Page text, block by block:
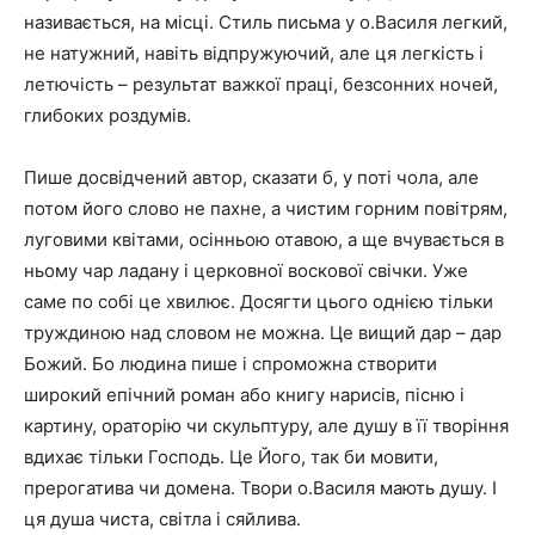
називається, на місці. Стиль письма у о.Василя легкий,
не натужний, навіть відпружуючий, але ця легкість і
летючість – результат важкої праці, безсонних ночей,
глибоких роздумів.
Пише досвідчений автор, сказати б, у поті чола, але
потом його слово не пахне, а чистим горним повітрям,
луговими квітами, осінньою отавою, а ще вчувається в
ньому чар ладану і церковної воскової свічки. Уже
саме по собі це хвилює. Досягти цього однією тільки
труждиною над словом не можна. Це вищий дар – дар
Божий. Бо людина пише і спроможна створити
широкий епічний роман або книгу нарисів, пісню і
картину, ораторію чи скульптуру, але душу в її творіння
вдихає тільки Господь. Це Його, так би мовити,
прерогатива чи домена. Твори о.Василя мають душу. І
ця душа чиста, світла і сяйлива.